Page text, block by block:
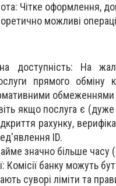
Чітке оформлення,
можливі
доступність: На
прямого обміну
обмеженнями
якщо послуга є
рахунку,
ID.
значно більше часу
Комісії банку можуть
суворі ліміти та